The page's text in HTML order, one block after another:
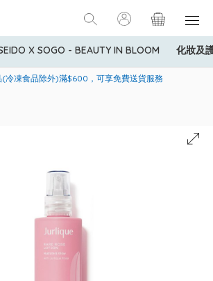
X SOGO - BEAUTY IN BLOOM 化妝及
信用卡會員購物禮遇：高達5%簽賬回贈！
(冷凍食品除外)滿$600，可享免費送貨服務
只適用於指定商品，若訂單金額少於HK$600(折